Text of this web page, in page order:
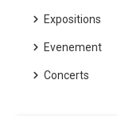
Expositions
Evenement
Concerts